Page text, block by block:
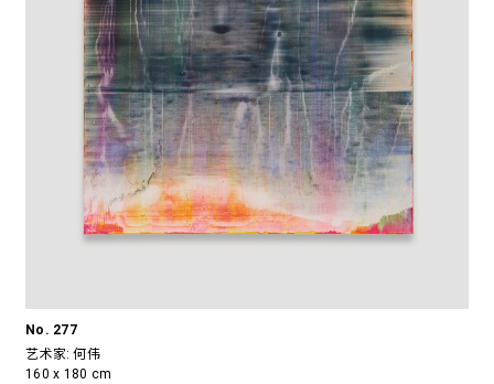
No. 277
艺术家:何伟
160 x 180 cm